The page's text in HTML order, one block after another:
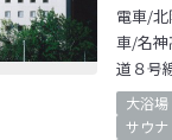
電車/
車/名神
道８号
大浴場
サウナ